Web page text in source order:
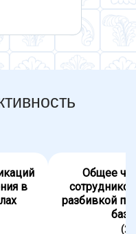
в
Общее
разбивкой